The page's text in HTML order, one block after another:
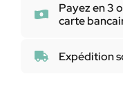
Payez en 3
carte
Expédition